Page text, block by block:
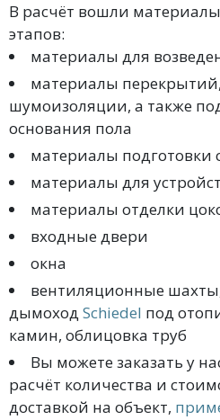
В расчёт вошли
этапов:
материалы для
материалы
шумоизоляции, а также
основания пола
материалы подготовки
материалы для
материалы отделки
входные двери
окна
вентиляционные
дымоходSchiedel под
камин, облицовка труб
Вы можете заказать у
расчёт количества и
доставкой на объект,